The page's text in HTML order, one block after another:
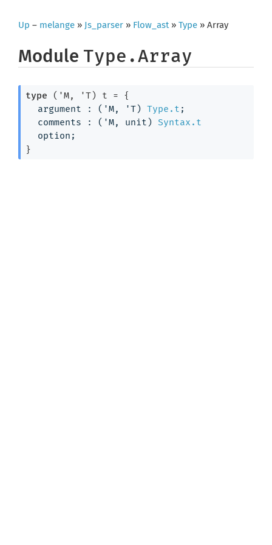
Up – melange » Js_parser » Flow_ast» Type » Array
Module Type.Array
type ('M, 'T) t = {
argument : ( 'M, 'T) Type.t ;
comments : ( 'M, unit)
Syntax.t
option ;
}